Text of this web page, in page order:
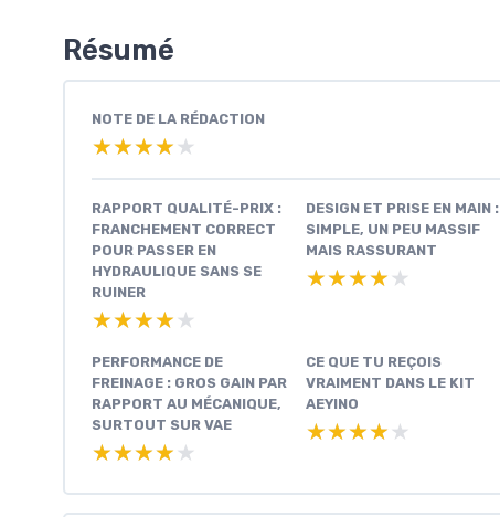
Résumé
NOTE DE LA RÉDACTION
★★★★★
★★★★★
RAPPORT QUALITÉ-PRIX :
FRANCHEMENT CORRECT
POUR PASSER EN
HYDRAULIQUE SANS SE
RUINER
★★★★★
★★★★★
DESIGN ET PRISE EN MAIN :
SIMPLE, UN PEU MASSIF
MAIS RASSURANT
★★★★★
★★★★★
PERFORMANCE DE
FREINAGE : GROS GAIN PAR
RAPPORT AU MÉCANIQUE,
SURTOUT SUR VAE
★★★★★
★★★★★
CE QUE TU REÇOIS
VRAIMENT DANS LE KIT
AEYINO
★★★★★
★★★★★